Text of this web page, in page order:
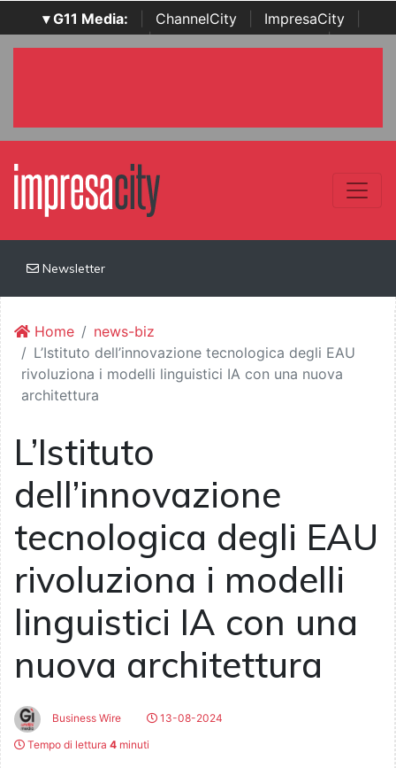
▾ G11 Media: ChannelCity ImpresaCity
SecurityOpenLab | Italian Channel Awards | Italian
Newsletter
Home
news-biz
L’Istituto dell’innovazione tecnologica degli EAU
rivoluziona i modelli linguistici IA con una nuova
architettura
L’Istituto
dell’innovazione
tecnologica degli EAU
rivoluziona i modelli
linguistici IA con una
nuova architettura
Business Wire
13-08-2024
Tempo di lettura 4 minuti